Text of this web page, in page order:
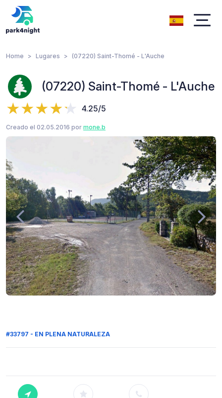
Home Lugares (07220) Saint-Thomé - L'Auche
(07220) Saint-Thomé - L'Auche
4.25/5
Creado el 02.05.2016 por mone.b
#33797 - EN PLENA NATURALEZA